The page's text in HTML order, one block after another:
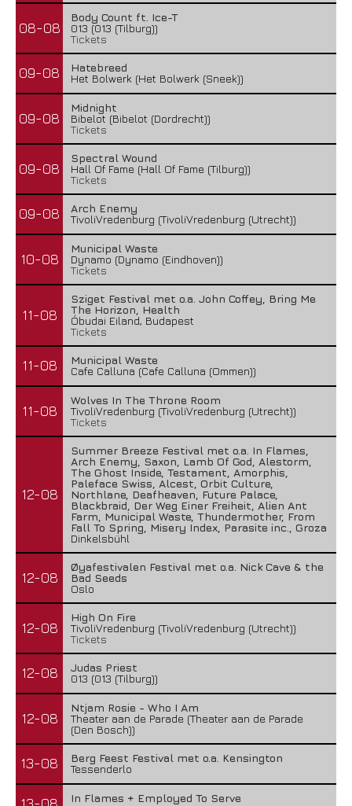
08-08
Body Count ft. Ice-T
013 (013 (Tilburg))
Tickets
09-08
Hatebreed
Het Bolwerk (Het Bolwerk (Sneek))
09-08
Midnight
Bibelot (Bibelot (Dordrecht))
Tickets
09-08
Spectral Wound
Hall Of Fame (Hall Of Fame (Tilburg))
Tickets
09-08
Arch Enemy
TivoliVredenburg (TivoliVredenburg (Utrecht))
10-08
Municipal Waste
Dynamo (Dynamo (Eindhoven))
Tickets
11-08
Sziget Festival met o.a. John Coffey, Bring Me
The Horizon, Health
Óbudai Eiland, Budapest
Tickets
11-08
Municipal Waste
Cafe Calluna (Cafe Calluna (Ommen))
11-08
Wolves In The Throne Room
TivoliVredenburg (TivoliVredenburg (Utrecht))
Tickets
12-08
Summer Breeze Festival met o.a. In Flames,
Arch Enemy, Saxon, Lamb Of God, Alestorm,
The Ghost Inside, Testament, Amorphis,
Paleface Swiss, Alcest, Orbit Culture,
Northlane, Deafheaven, Future Palace,
Blackbraid, Der Weg Einer Freiheit, Alien Ant
Farm, Municipal Waste, Thundermother, From
Fall To Spring, Misery Index, Parasite inc., Groza
Dinkelsbühl
12-08
Øyafestivalen Festival met o.a. Nick Cave & the
Bad Seeds
Oslo
12-08
High On Fire
TivoliVredenburg (TivoliVredenburg (Utrecht))
Tickets
12-08
Judas Priest
013 (013 (Tilburg))
12-08
Ntjam Rosie - Who I Am
Theater aan de Parade (Theater aan de Parade
(Den Bosch))
13-08
Berg Feest Festival met o.a. Kensington
Tessenderlo
In Flames + Employed To Serve